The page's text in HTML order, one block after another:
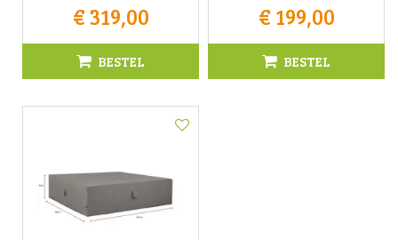
€319,00
BESTEL
€ 199,00
BESTEL